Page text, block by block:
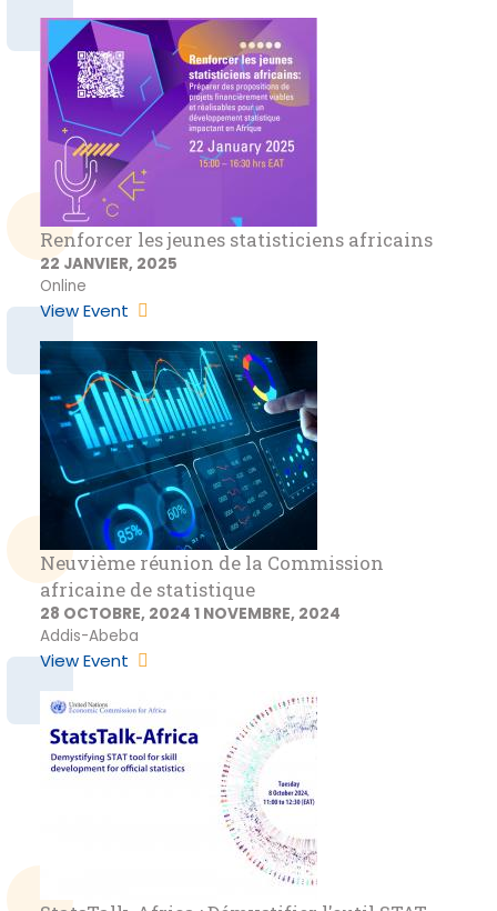
Renforcer les jeunes statisticiens africains
22 JANVIER, 2025
Online
View Event
Neuvième réunion de la Commission
africaine de statistique
28 OCTOBRE, 2024 1 NOVEMBRE, 2024
Addis-Abeba
View Event